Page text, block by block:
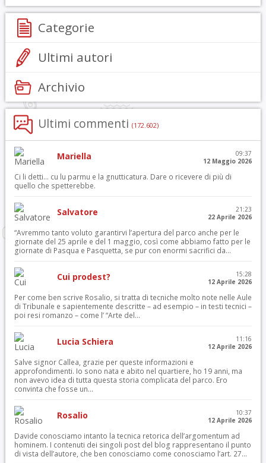
Categorie
Ultimi autori
Archivio
Ultimi commenti (172.602)
Mariella
09:37
12 Maggio 2026
Ci li detti… cu lu parmu e la gnutticatura. Dare o ricevere di più di
quello che spetterebbe.
Salvatore
21:23
22 Aprile 2026
“Avremmo tanto voluto garantirvi l’apertura del parco anche per le
giornate del 25 aprile e del 1 maggio, così come abbiamo fatto per le
giornate di Pasqua e Pasquetta, se pur con enormi sacrifici da...
Cui prodest?
15:28
12 Aprile 2026
Per come ben scrive Rosalio, si tratta di tecniche molto note nelle Aule
di Tribunale e sapientemente descritte – ad esempio – in testi tecnici –
poi resi romanzo – come l’ “Arte del...
Lucia Schiera
11:16
12 Aprile 2026
Salve signor Callea, grazie per queste informazioni e
approfondimenti. Io sono nata e abito nel quartiere, ho 19 anni, ma
non avevo idea di tutta questa storia complicata del parco. Ero
convinta che fosse un...
Rosalio
10:37
12 Aprile 2026
Davide conosciamo intanto la tecnica retorica dell’argomentum ad
hominem. I contenuti dei singoli post del blog rappresentano il punto
di vista dell’autore, che ben conosciamo come conosciamo l’art. 27...